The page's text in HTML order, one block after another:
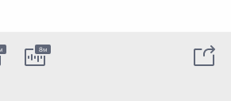
8м